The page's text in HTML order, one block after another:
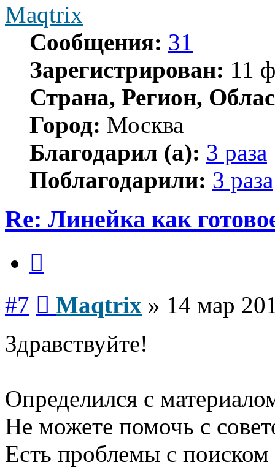
Maqtrix
Сообщения: 31
Зарегистрирован: 11
Страна, Регион,
Город: Москва
Благодарил (а): 3 раза
Поблагодарили: 3 раза
Re: Линейка как
#7 Maqtrix » 14 мар
Здравствуйте!
Определился с
Не можете помочь с
Есть проблемы с